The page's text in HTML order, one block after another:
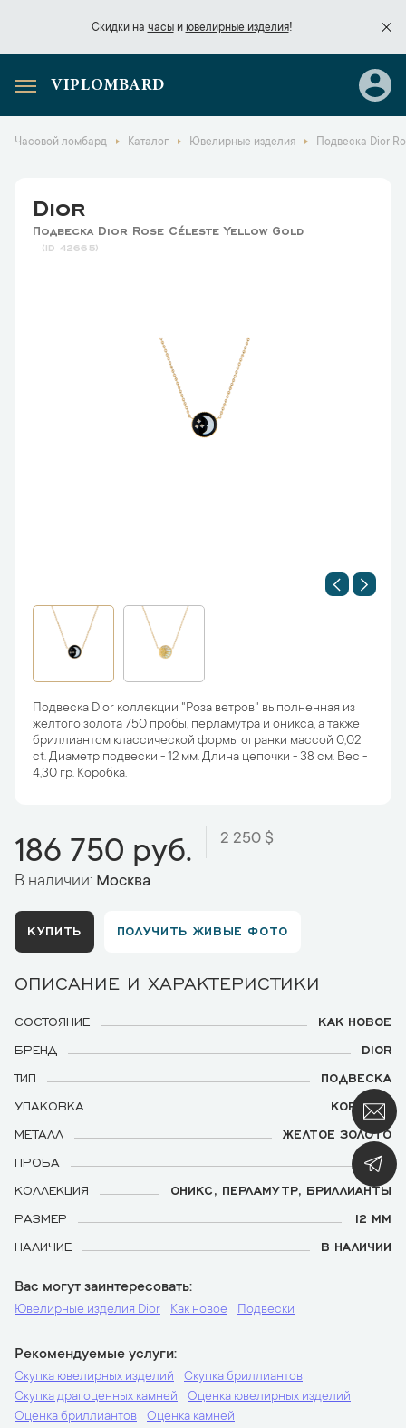
Скидки на часыи ювелирные изделия!
Скидки начасы
VIPLOMBARD
Часовой ломбард Каталог Ювелирные изделия Подвеска Dior
Dior
Подвеска Dior Rose Céleste Yellow Gold
42665
Подвеска Dior коллекции "Роза ветров" выполненная из
желтого золота 750 пробы, перламутра и оникса, а также
бриллиантом классической формы огранки массой 0,02
ct. Диаметр подвески - 12 мм. Длина цепочки - 38 см. Вес -
4,30 гр. Коробка.
186 750 руб. 2 250 $
В наличии: Москва
КУПИТЬ ПОЛУЧИТЬ ЖИВЫЕ ФОТО
ОПИСАНИЕ И ХАРАКТЕРИСТИКИ
СОСТОЯНИЕ
КАК НОВОЕ
БРЕНД
DIOR
ТИП
ПОДВЕСКА
УПАКОВКА
КОРОБКА
МЕТАЛЛ
ЖЕЛТОЕ ЗОЛОТО
ПРОБА
750
КОЛЛЕКЦИЯ
ОНИКС, ПЕРЛАМУТР, БРИЛЛИАНТЫ
РАЗМЕР
12 ММ
НАЛИЧИЕ
В НАЛИЧИИ
Вас могут заинтересовать
Ювелирные изделия Dior Как новое Подвески
Рекомендуемые услуги
Скупка ювелирных изделий
Скупка бриллиантов
Скупка драгоценных камней
Оценка ювелирных изделий
Оценка бриллиантов
Оценка камней